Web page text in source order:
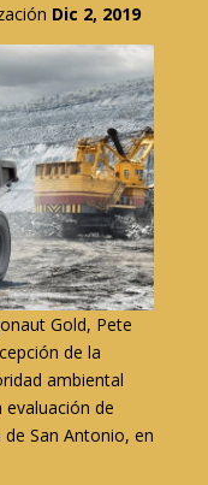
Dic 2, 2019
Gold, Pete
de la
ambiental
evaluación de
San Antonio, en